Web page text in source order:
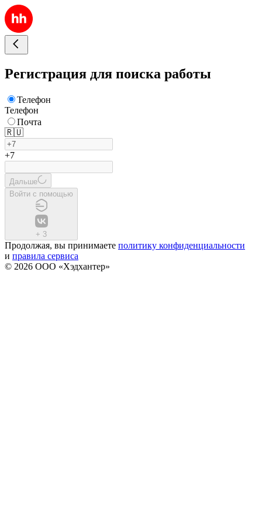
Регистрация для поиска работы
Телефон
Телефон
Почта
🇷🇺
+7
Дальше
Войти с помощью
+ 3
Продолжая, вы принимаете политику конфиденциальности
и правила сервиса
© 2026 ООО «Хэдхантер»